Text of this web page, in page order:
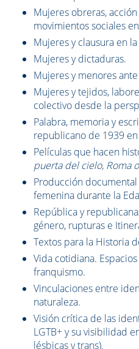
Mujeres obreras,
movimientos sociales
Mujeres y clausura en
Mujeres y dictaduras.
Mujeres y menores
Mujeres y tejidos,
colectivo desde la
Palabra, memoria y
republicano de 1939
Películas que hacen
puerta del cielo, Roma
Producción
femenina durante la
República y
género, rupturas e
Textos para la Historia
Vida cotidiana.
franquismo.
Vinculaciones entre
naturaleza.
Visión crítica de las
LGTB+ y su visibilidad
lésbicas y trans).